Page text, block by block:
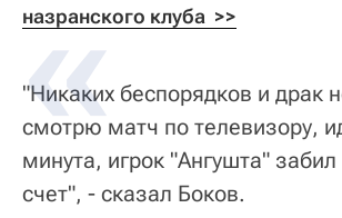
назранского клуба  >>
"Никаких беспорядков и драк
смотрю матч по телевизору,
минута, игрок "Ангушта"
счет", - сказал Боков.